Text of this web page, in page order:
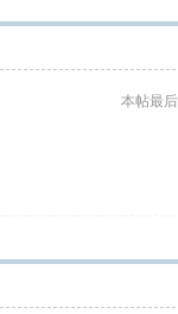
本帖最